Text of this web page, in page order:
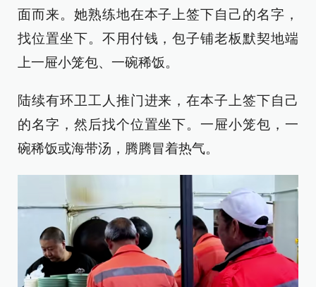
面而来。她熟练地在本子上签下自己的名字，
找位置坐下。不用付钱，包子铺老板默契地端
上一屉小笼包、一碗稀饭。
陆续有环卫工人推门进来，在本子上签下自己
的名字，然后找个位置坐下。一屉小笼包，一
碗稀饭或海带汤，腾腾冒着热气。